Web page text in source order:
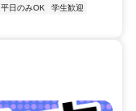
平日のみOK
学生歓迎